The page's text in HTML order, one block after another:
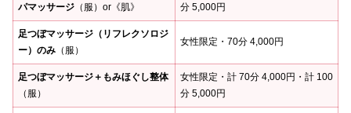
パマッサージ （服）or《肌》
分 5,000円
足つぼマッサージ（リフレクソロジ
ー）のみ （服）
女性限定・70分 4,000円
足つぼマッサージ＋もみほぐし整体
（服）
女性限定・計 70分 4,000円・計 100
分 5,000円